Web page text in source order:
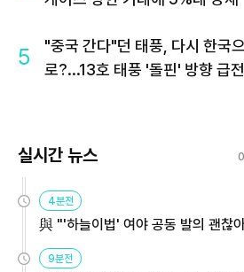
5
"중국 간다"던 태풍, 다시 한국으
로?...13호 태풍 '돌핀' 방향 급
실시간 뉴스
4분전
與 "'하늘이법' 여야 공동 발의 괜찮
9분전